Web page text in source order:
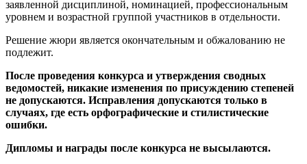
заявленной дисциплиной, номинацией, профессиональным
уровнем и возрастной группой участников в отдельности.
Решение жюри является окончательным и обжалованию не
подлежит.
После проведения конкурса и утверждения сводных
ведомостей, никакие изменения по присуждению степеней
не допускаются. Исправления допускаются только в
случаях, где есть орфографические и стилистические
ошибки.
Дипломы и награды после конкурса не высылаются.